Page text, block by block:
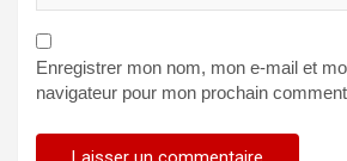
Enregistrer mon nom, mon e-mail et
navigateur pour mon prochain